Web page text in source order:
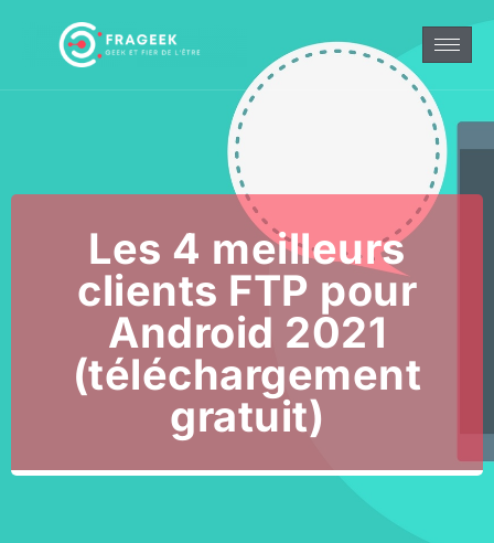
Les 4 meilleurs
clients FTP pour
Android 2021
(téléchargement
gratuit)